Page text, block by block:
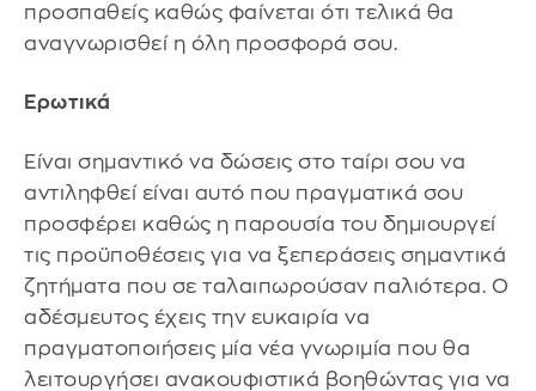
προσπαθείς καθώς φαίνεται ότι τελικά θα
αναγνωρισθεί η όλη προσφορά σου.
Ερωτικά
Είναι σημαντικό να δώσεις στο ταίρι σου να
αντιληφθεί είναι αυτό που πραγματικά σου
προσφέρει καθώς η παρουσία του δημιουργεί
τις προϋποθέσεις για να ξεπεράσεις σημαντικά
ζητήματα που σε ταλαιπωρούσαν παλιότερα. Ο
αδέσμευτος έχεις την ευκαιρία να
πραγματοποιήσεις μία νέα γνωριμία που θα
λειτουργήσει ανακουφιστικά βοηθώντας για να